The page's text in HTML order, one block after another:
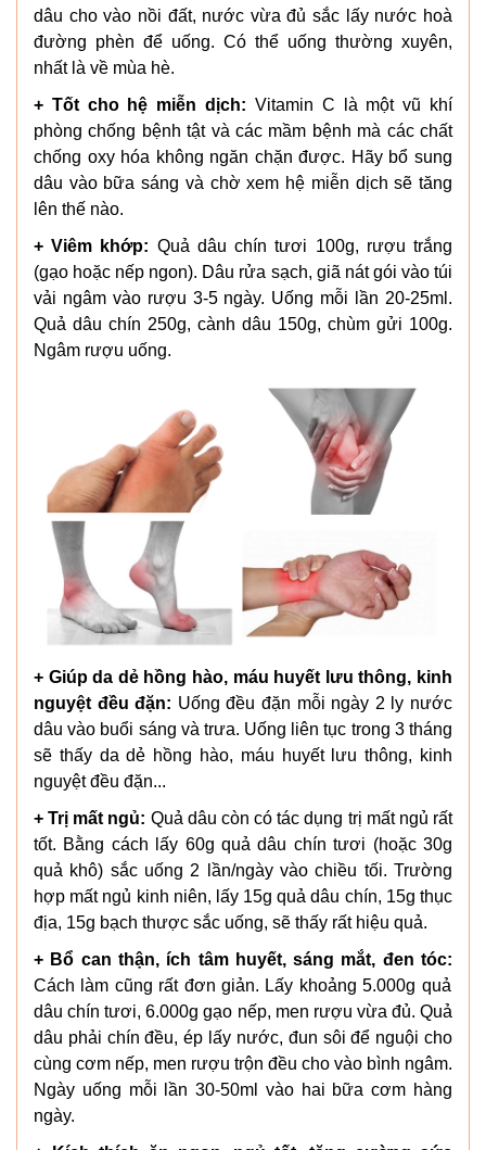
dâu cho vào nồi đất, nước vừa đủ sắc lấy nước hoà
đường phèn để uống. Có thể uống thường xuyên,
nhất là về mùa hè.
+ Tốt cho hệ miễn dịch: Vitamin C là một vũ khí
phòng chống bệnh tật và các mầm bệnh mà các chất
chống oxy hóa không ngăn chặn được. Hãy bổ sung
dâu vào bữa sáng và chờ xem hệ miễn dịch sẽ tăng
lên thế nào.
+ Viêm khớp: Quả dâu chín tươi 100g, rượu trắng
(gạo hoặc nếp ngon). Dâu rửa sạch, giã nát gói vào túi
vải ngâm vào rượu 3-5 ngày. Uống mỗi lần 20-25ml.
Quả dâu chín 250g, cành dâu 150g, chùm gửi 100g.
Ngâm rượu uống.
+ Giúp da dẻ hồng hào, máu huyết lưu thông, kinh
nguyệt đều đặn: Uống đều đặn mỗi ngày 2 ly nước
dâu vào buổi sáng và trưa. Uống liên tục trong 3 tháng
sẽ thấy da dẻ hồng hào, máu huyết lưu thông, kinh
nguyệt đều đặn...
+ Trị mất ngủ: Quả dâu còn có tác dụng trị mất ngủ rất
tốt. Bằng cách lấy 60g quả dâu chín tươi (hoặc 30g
quả khô) sắc uống 2 lần/ngày vào chiều tối. Trường
hợp mất ngủ kinh niên, lấy 15g quả dâu chín, 15g thục
địa, 15g bạch thược sắc uống, sẽ thấy rất hiệu quả.
+ Bổ can thận, ích tâm huyết, sáng mắt, đen tóc:
Cách làm cũng rất đơn giản. Lấy khoảng 5.000g quả
dâu chín tươi, 6.000g gạo nếp, men rượu vừa đủ. Quả
dâu phải chín đều, ép lấy nước, đun sôi để nguội cho
cùng cơm nếp, men rượu trộn đều cho vào bình ngâm.
Ngày uống mỗi lần 30-50ml vào hai bữa cơm hàng
ngày.